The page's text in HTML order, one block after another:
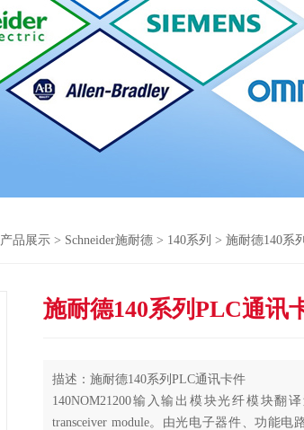
产品展示 > Schneider施耐德 > 140系列 > 施耐德140系
施耐德140系列PLC通讯
描述：施耐德140系列PLC通讯卡件
140NOM21200输入输出模块光纤模块翻
transceiver module。由光电子器件、功能电